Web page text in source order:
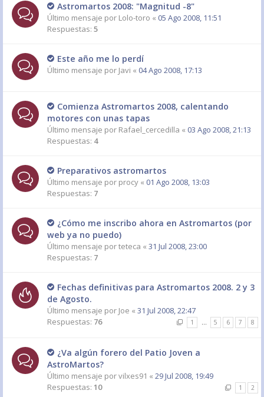
Astromartos 2008: "Magnitud -8"
Último mensaje por Lolo-toro « 05 Ago 2008, 11:51
Respuestas: 5
Este año me lo perdí
Último mensaje por Javi « 04 Ago 2008, 17:13
Comienza Astromartos 2008, calentando
motores con unas tapas
Último mensaje por Rafael_cercedilla « 03 Ago 2008, 21:13
Respuestas: 4
Preparativos astromartos
Último mensaje por procy « 01 Ago 2008, 13:03
Respuestas: 7
¿Cómo me inscribo ahora en Astromartos (por
web ya no puedo)
Último mensaje porteteca « 31 Jul 2008, 23:00
Respuestas: 7
Fechas definitivas para Astromartos 2008. 2 y 3
de Agosto.
Último mensaje por Joe « 31 Jul 2008, 22:47
Respuestas: 76 1 … 5 6 7 8
¿Va algún forero del Patio Joven a
AstroMartos?
Último mensaje porvilxes91 « 29 Jul 2008, 19:49
Respuestas: 10 1 2